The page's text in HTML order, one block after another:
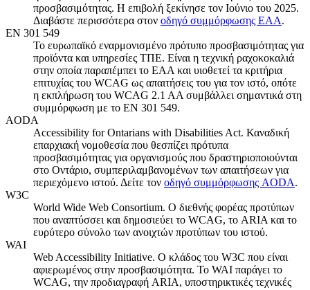
προσβασιμότητας. Η επιβολή ξεκίνησε τον Ιούνιο του 2025.
Διαβάστε περισσότερα στον οδηγό συμμόρφωσης EAA.
EN 301 549
Το ευρωπαϊκό εναρμονισμένο πρότυπο προσβασιμότητας για
προϊόντα και υπηρεσίες ΤΠΕ. Είναι η τεχνική ραχοκοκαλιά
στην οποία παραπέμπει το EAA και υιοθετεί τα κριτήρια
επιτυχίας του WCAG ως απαιτήσεις του για τον ιστό, οπότε
η εκπλήρωση του WCAG 2.1 AA συμβάλλει σημαντικά στη
συμμόρφωση με το EN 301 549.
AODA
Accessibility for Ontarians with Disabilities Act. Καναδική
επαρχιακή νομοθεσία που θεσπίζει πρότυπα
προσβασιμότητας για οργανισμούς που δραστηριοποιούνται
στο Οντάριο, συμπεριλαμβανομένων των απαιτήσεων για
περιεχόμενο ιστού. Δείτε τον οδηγό συμμόρφωσης AODA.
W3C
World Wide Web Consortium. Ο διεθνής φορέας προτύπων
που αναπτύσσει και δημοσιεύει το WCAG, το ARIA και το
ευρύτερο σύνολο των ανοιχτών προτύπων του ιστού.
WAI
Web Accessibility Initiative. Ο κλάδος του W3C που είναι
αφιερωμένος στην προσβασιμότητα. Το WAI παράγει το
WCAG, την προδιαγραφή ARIA, υποστηρικτικές τεχνικές